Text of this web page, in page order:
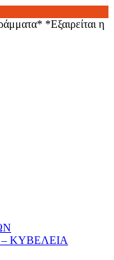
*Εξαιρείται η
ΚΥΒΕΛΕΙΑ